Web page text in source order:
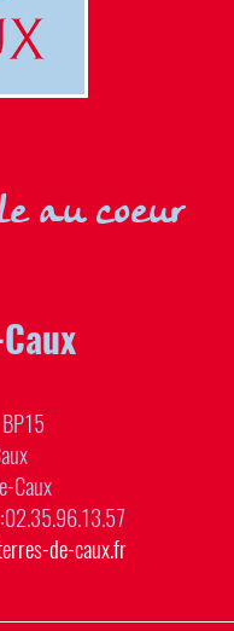
au coeur
Caux
de-caux.fr